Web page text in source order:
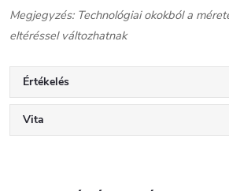
Megjegyzés: Technológiai okokból a
eltéréssel változhatnak
Értékelés
Vita